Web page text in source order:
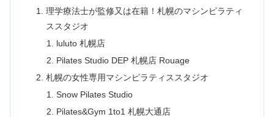
理学療法士が監修又は在籍！札幌のマシンピラティ
ススタジオ
luluto 札幌店
Pilates Studio DEP 札幌店 Rouage
札幌の女性専用マシンピラティススタジオ
Snow Pilates Studio
Pilates&Gym 1to1 札幌大通店